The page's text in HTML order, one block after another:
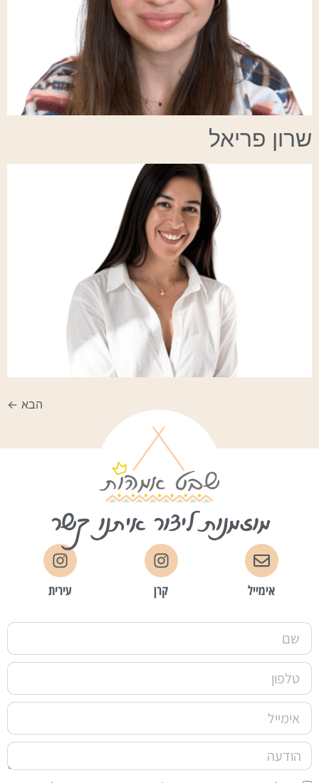
שרון פריאל
הבא ←
מוזמנות ליצור איתנו קשר
אימייל קרן עירית